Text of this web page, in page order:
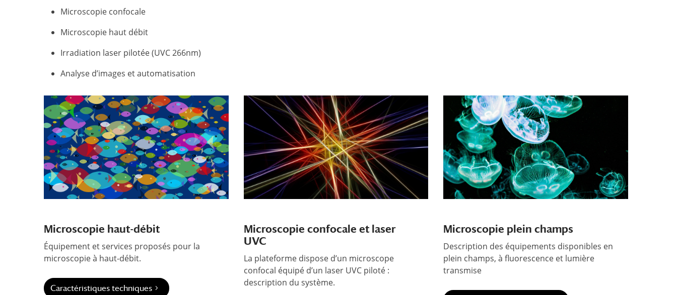
Microscopie confocale
Microscopie haut débit
Irradiation laser pilotée (UVC 266nm)
Analyse d’images et automatisation
Microscopie haut-débit
Équipement et services proposés pour la
microscopie à haut-débit.
Caractéristiques techniques
Microscopie confocale et laser
UVC
La plateforme dispose d’un microscope
confocal équipé d’un laser UVC piloté :
description du système.
Microscopie plein champs
Description des équipements disponibles en
plein champs, à fluorescence et lumière
transmise